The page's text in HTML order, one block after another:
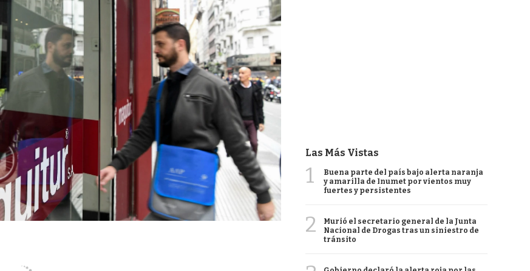
Las Más Vistas
1
Buena parte del país bajo alerta naranja
y amarilla de Inumet por vientos muy
fuertes y persistentes
2
Murió el secretario general de la Junta
Nacional de Drogas tras un siniestro de
tránsito